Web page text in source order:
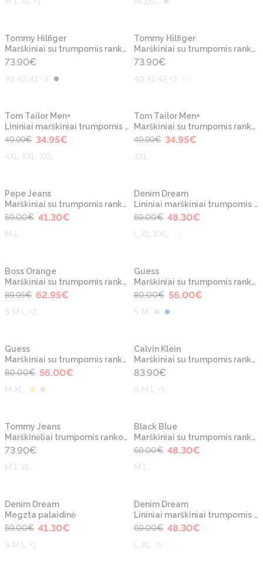
Tommy Hilfiger
Marškiniai su trumpomis rankovėmis
73.90€
39 40 41 +3
Tommy Hilfiger
Marškiniai su trumpomis rankovėmis
73.90€
40 41 42 +3
-30%
Tom Tailor Men+
Lininiai marškiniai trumpomis rankovėmis
49.99€ 34.95€
4XL 5XL 3XL
-30%
Tom Tailor Men+
Marškiniai su trumpomis rankovėmis
49.99€ 34.95€
3XL
-30%
Pepe Jeans
Marškiniai su trumpomis rankovėmis
59.00€ 41.30€
M L
-30%
Denim Dream
Lininiai marškiniai trumpomis rankovėmis
69.00€ 48.30€
L XL XXL
-30%
Boss Orange
Marškiniai su trumpomis rankovėmis
89.95€ 62.95€
S M L +2
Guess
Marškiniai su trumpomis rankovėmis
80.00€ 56.00€
S M
Guess
Marškiniai su trumpomis rankovėmis
80.00€ 56.00€
M XL
Calvin Klein
Marškiniai su trumpomis rankovėmis
83.90€
S M L +1
Tommy Jeans
Marškinėliai trumpomis rankovėmis
73.90€
M L XL
-30%
Black Blue
Marškiniai su trumpomis rankovėmis
69.00€ 48.30€
M L
-30%
Denim Dream
Megzta palaidinė
59.00€ 41.30€
S M L +1
-30%
Denim Dream
Lininiai marškiniai trumpomis rankovėmis
69.00€ 48.30€
L XL